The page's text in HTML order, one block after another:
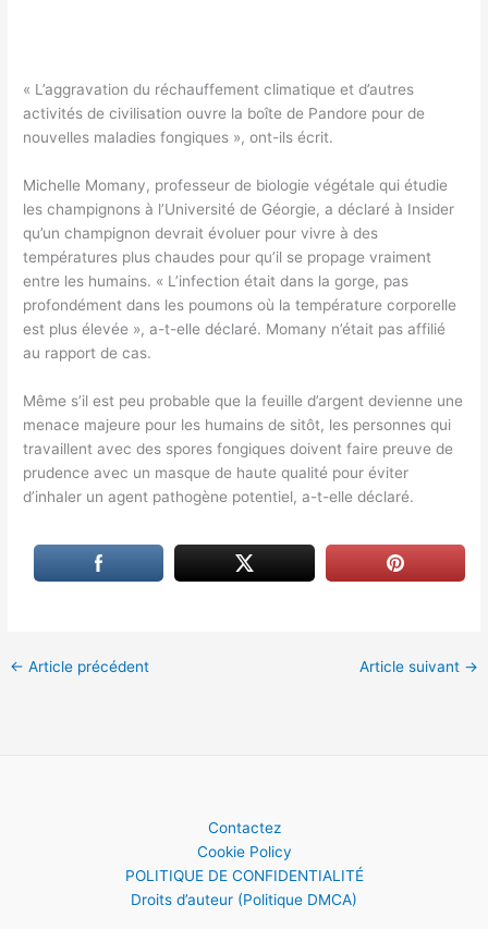
« L’aggravation du réchauffement climatique et d’autres
activités de civilisation ouvre la boîte de Pandore pour de
nouvelles maladies fongiques », ont-ils écrit.
Michelle Momany, professeur de biologie végétale qui étudie
les champignons à l’Université de Géorgie, a déclaré à Insider
qu’un champignon devrait évoluer pour vivre à des
températures plus chaudes pour qu’il se propage vraiment
entre les humains. « L’infection était dans la gorge, pas
profondément dans les poumons où la température corporelle
est plus élevée », a-t-elle déclaré. Momany n’était pas affilié
au rapport de cas.
Même s’il est peu probable que la feuille d’argent devienne une
menace majeure pour les humains de sitôt, les personnes qui
travaillent avec des spores fongiques doivent faire preuve de
prudence avec un masque de haute qualité pour éviter
d’inhaler un agent pathogène potentiel, a-t-elle déclaré.
← Article précédent Article suivant →
Contactez
Cookie Policy
POLITIQUE DE CONFIDENTIALITÉ
Droits d’auteur (Politique DMCA)